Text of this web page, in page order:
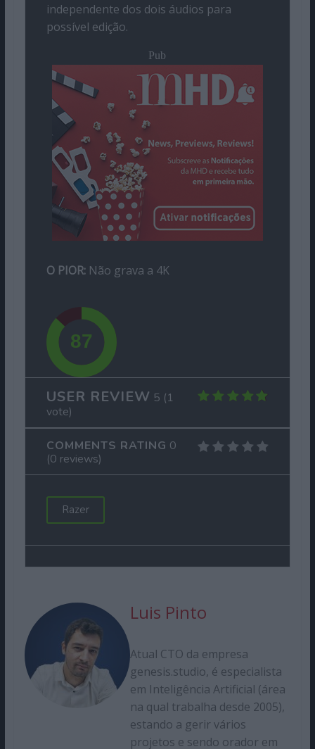
independente dos dois áudios para
possível edição.
Pub
O PIOR:Não grava a 4K
USER REVIEW 5 (1
vote)
COMMENTS RATING 0
(0 reviews)
Razer
Luis Pinto
Atual CTO da empresa
genesis.studio, é especialista
em Inteligência Artificial (área
na qual trabalha desde 2005),
estando a gerir vários
projetos e sendo orador em